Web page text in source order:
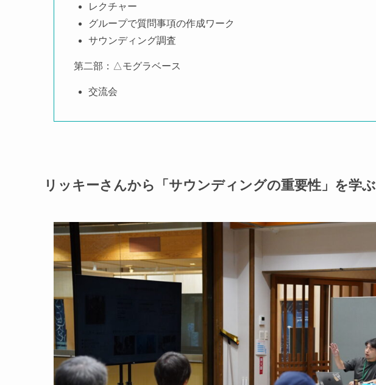
レクチャー
グループで質問事項の作成ワーク
サウンディング調査
第二部：△モグラベース
交流会
リッキーさんから「サウンディングの重要性」を学ぶ